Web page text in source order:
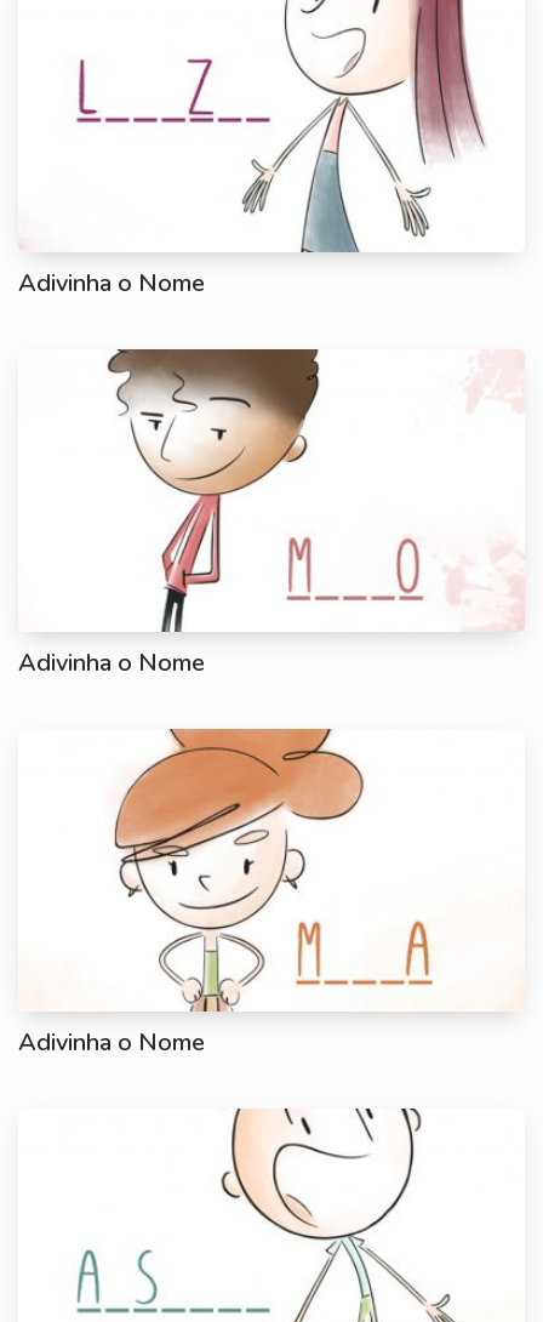
Adivinha o Nome
Adivinha o Nome
Adivinha o Nome